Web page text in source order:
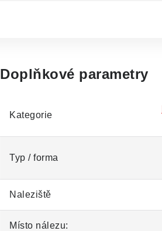
Doplňkové parametry
Kategorie
Typ / forma
Naleziště
Místo nálezu: